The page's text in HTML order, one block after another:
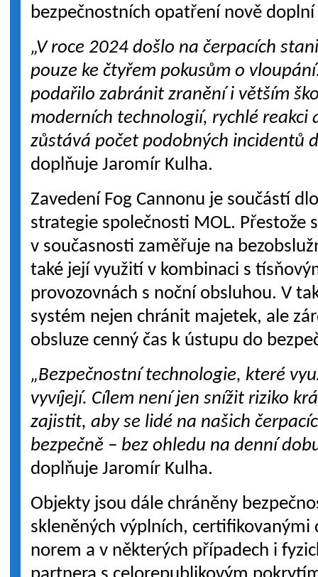
bezpečnostních opatření nově doplní
„V roce 2024 došlo na čerpacích
pouze ke čtyřem pokusům o
podařilo zabránit zranění i větším
moderních technologií, rychlé reakci
zůstává počet podobných incidentů
doplňuje Jaromír Kulha.
Zavedení Fog Cannonu je součástí
strategie společnosti MOL. Přestože
v současnosti zaměřuje na
také její využití v kombinaci s
provozovnách s noční obsluhou. V
systém nejen chránit majetek, ale
obsluze cenný čas k ústupu do
„Bezpečnostní technologie, které
vyvíjejí. Cílem není jen snížit riziko
zajistit, aby se lidé na našich
bezpečně – bez ohledu na denní
doplňuje Jaromír Kulha.
Objekty jsou dále chráněny
skleněných výplních, certifikovanými
norem a v některých případech i